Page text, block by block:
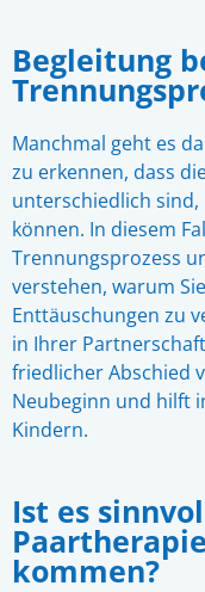
Begleitung
Manchmal geht es
zu erkennen, dass
unterschiedlich
können. In diesem
Trennungsprozess
verstehen, warum
Enttäuschungen zu
in Ihrer
friedlicher Abschied
Neubeginn und hilft
Kindern.
Ist es
kommen?